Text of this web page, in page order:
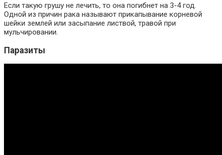
Если такую грушу не лечить, то она погибнет на 3-4 год.
Одной из причин рака называют прикапывание корневой
шейки землей или засыпание листвой, травой при
мульчировании.
Паразиты